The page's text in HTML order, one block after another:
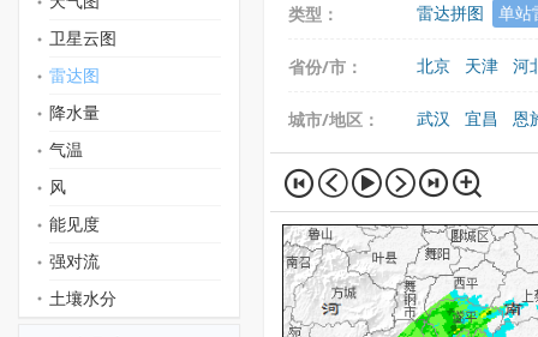
卫星云图
雷达图
降水量
气温
风
能见度
强对流
土壤水分
类型： 雷达拼图 单站
省份/市： 北京 天津
河
城市/地区：
武汉 宜昌 恩